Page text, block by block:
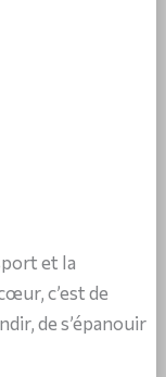
et la
c’est de
de s’épanouir